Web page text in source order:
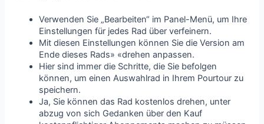
Verwenden Sie „Bearbeiten“ im Panel-Menü, um Ihre
Einstellungen für jedes Rad über verfeinern.
Mit diesen Einstellungen können Sie die Version am
Ende dieses Rads» «drehen anpassen.
Hier sind immer die Schritte, die Sie befolgen
können, um einen Auswahlrad in Ihrem Pourtour zu
speichern.
Ja, Sie können das Rad kostenlos drehen, unter
abzug von sich Gedanken über den Kauf